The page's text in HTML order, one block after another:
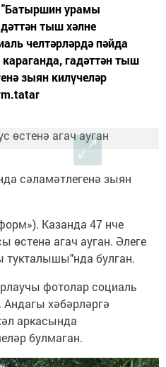
"Батыршин урамы
тыш хәлне
челтәрләрдә пәйда
гадәттән тыш
зыян килүчеләр
сәламәтлегенә зыян
Казанда 47 нче
өстенә агач ауган. Әлеге
булган.
фотолар социаль
хәбәрләргә
аркасында
булмаган.